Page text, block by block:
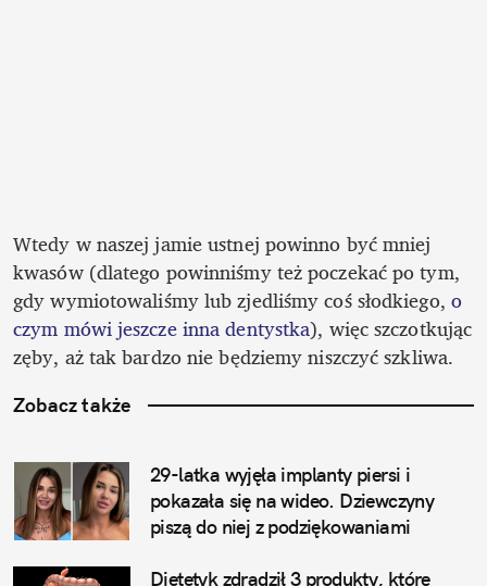
Wtedy w naszej jamie ustnej powinno być mniej
kwasów (dlatego powinniśmy też poczekać po tym,
gdy wymiotowaliśmy lub zjedliśmy coś słodkiego, o
czym mówi jeszcze inna dentystka), więc szczotkując
zęby, aż tak bardzo nie będziemy niszczyć szkliwa.
Zobacz także
29-latka wyjęła implanty piersi i
pokazała się na wideo. Dziewczyny
piszą do niej z podziękowaniami
Dietetyk zdradził 3 produkty, które